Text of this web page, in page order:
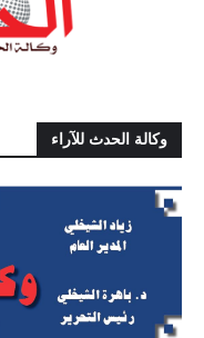
وكالة الحدث للآراء